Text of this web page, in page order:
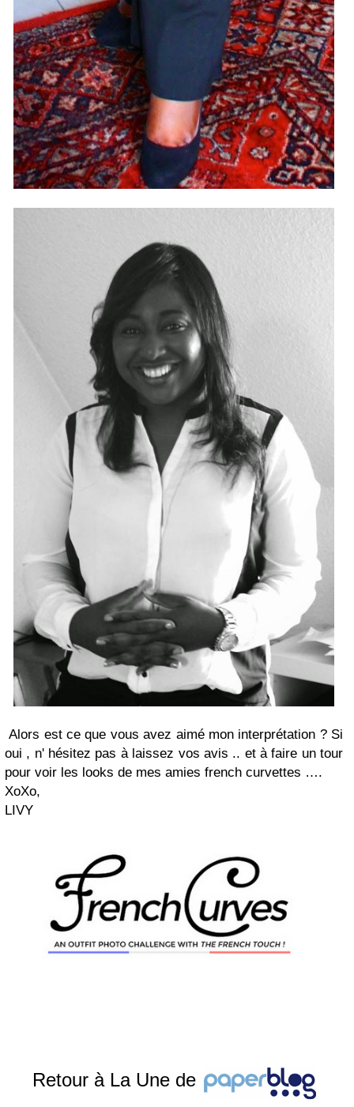
Alors est ce que vous avez aimé mon interprétation ? Si
oui , n' hésitez pas à laissez vos avis .. et à faire un tour
pour voir les looks de mes amies french curvettes ….
XoXo,
LIVY
Retour à La Une de